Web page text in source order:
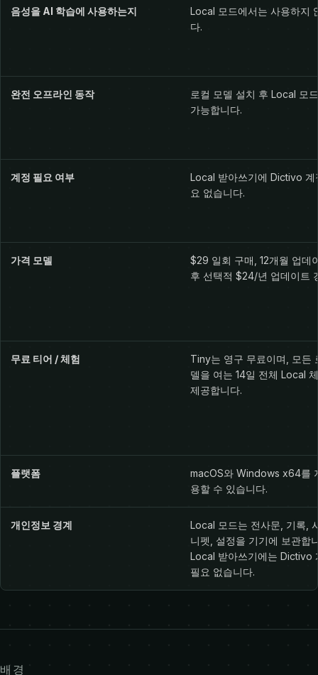
음성을 AI 학습에 사용하는지
Local 모드에서는 사용하지
다.
완전 오프라인 동작
로컬 모델 설치 후 Local 모
가능합니다.
계정 필요 여부
Local 받아쓰기에 Dictivo 계
요 없습니다.
가격 모델
$29 일회 구매, 12개월 업데
후 선택적 $24/년 업데이트
무료 티어 / 체험
Tiny는 영구 무료이며, 모든
델을 여는 14일 전체 Local
제공합니다.
플랫폼
macOS와 Windows x64를
용할 수 있습니다.
개인정보 경계
Local 모드는 전사문, 기록,
니펫, 설정을 기기에 보관합
Local 받아쓰기에는 Dictivo
필요 없습니다.
배경